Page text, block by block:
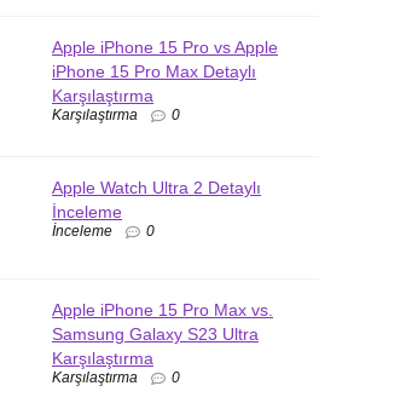
Apple iPhone 15 Pro vs Apple
iPhone 15 Pro Max Detaylı
Karşılaştırma
Karşılaştırma 0
Apple Watch Ultra 2 Detaylı
İnceleme
İnceleme 0
Apple iPhone 15 Pro Max vs.
Samsung Galaxy S23 Ultra
Karşılaştırma
Karşılaştırma 0